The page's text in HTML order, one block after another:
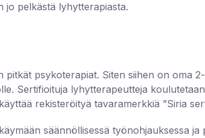
jo pelkästä lyhytterapiasta.
pitkät psykoterapiat. Siten siihen on oma
Sertifioituja lyhytterapeutteja
rekisteröityä tavaramerkkiä ”Siria
säännöllisessä työnohjauksessa ja